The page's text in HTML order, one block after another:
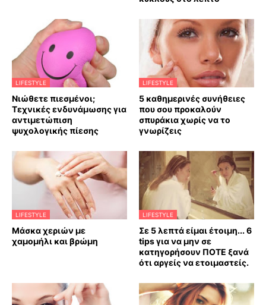
LIFESTYLE
Νιώθετε πιεσμένοι;
Τεχνικές ενδυνάμωσης για
αντιμετώπιση
ψυχολογικής πίεσης
LIFESTYLE
5 καθημερινές συνήθειες
που σου προκαλούν
σπυράκια χωρίς να το
γνωρίζεις
LIFESTYLE
Mάσκα χεριών με
χαμομήλι και βρώμη
LIFESTYLE
Σε 5 λεπτά είμαι έτοιμη... 6
tips για να μην σε
κατηγορήσουν ΠΟΤΕ ξανά
ότι αργείς να ετοιμαστείς.